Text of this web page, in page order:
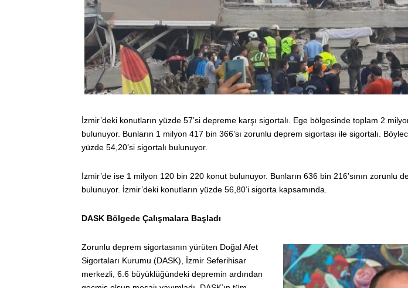
İzmir’deki konutların yüzde 57’si depreme karşı sigortalı. Ege bölgesinde toplam 2
bulunuyor. Bunların 1 milyon 417 bin 366’sı zorunlu deprem sigortası ile sigortalı.
yüzde 54,20’si sigortalı bulunuyor.
İzmir’de ise 1 milyon 120 bin 220 konut bulunuyor. Bunların 636 bin 216’sının zorunlu
bulunuyor. İzmir’deki konutların yüzde 56,80’i sigorta kapsamında.
DASK Bölgede Çalışmalara Başladı
Zorunlu deprem sigortasının yürüten Doğal Afet
Sigortaları Kurumu (DASK), İzmir Seferihisar
merkezli, 6.6 büyüklüğündeki depremin ardından